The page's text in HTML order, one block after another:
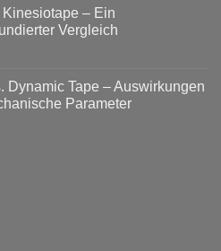
Kinesiotape – Ein
Vergleich
Dynamic Tape – Auswirkungen
Parameter